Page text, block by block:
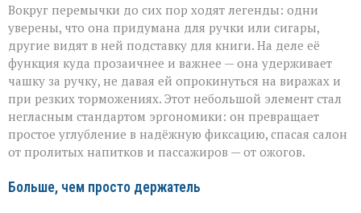
Вокруг перемычки до сих пор ходят легенды: одни
уверены, что она придумана для ручки или сигары,
другие видят в ней подставку для книги. На деле её
функция куда прозаичнее и важнее — она удерживает
чашку за ручку, не давая ей опрокинуться на виражах и
при резких торможениях. Этот небольшой элемент стал
негласным стандартом эргономики: он превращает
простое углубление в надёжную фиксацию, спасая салон
от пролитых напитков и пассажиров — от ожогов.
Больше, чем просто держатель